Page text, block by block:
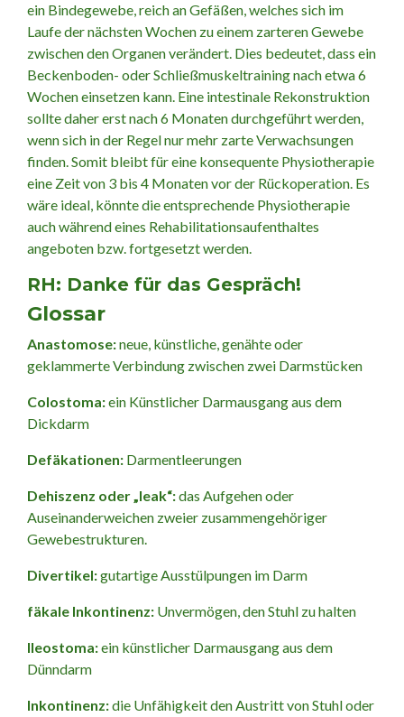
ein Bindegewebe, reich an Gefäßen, welches sich im
Laufe der nächsten Wochen zu einem zarteren Gewebe
zwischen den Organen verändert. Dies bedeutet, dass ein
Beckenboden- oder Schließmuskeltraining nach etwa 6
Wochen einsetzen kann. Eine intestinale Rekonstruktion
sollte daher erst nach 6 Monaten durchgeführt werden,
wenn sich in der Regel nur mehr zarte Verwachsungen
finden. Somit bleibt für eine konsequente Physiotherapie
eine Zeit von 3 bis 4 Monaten vor der Rückoperation. Es
wäre ideal, könnte die entsprechende Physiotherapie
auch während eines Rehabilitationsaufenthaltes
angeboten bzw. fortgesetzt werden.
RH: Danke für das Gespräch!
Glossar
Anastomose:neue, künstliche, genähte oder
geklammerte Verbindung zwischen zwei Darmstücken
Colostoma:ein Künstlicher Darmausgang aus dem
Dickdarm
Defäkationen: Darmentleerungen
Dehiszenz oder „leak“:das Aufgehen oder
Auseinanderweichen zweier zusammengehöriger
Gewebestrukturen.
Divertikel:gutartige Ausstülpungen im Darm
fäkale Inkontinenz: Unvermögen, den Stuhl zu halten
Ileostoma:ein künstlicher Darmausgang aus dem
Dünndarm
Inkontinenz:die Unfähigkeit den Austritt von Stuhl oder